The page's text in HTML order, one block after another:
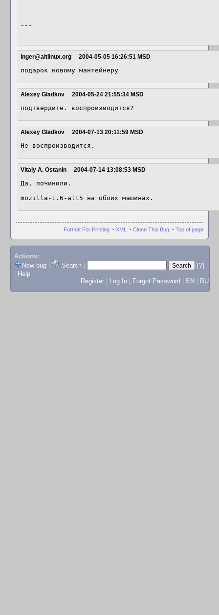
---
---
inger@altlinux.org 2004-05-05 16:26:51 MSD
подарок новому мантейнеру
Alexey Gladkov 2004-05-24 21:55:34 MSD
подтвердите. воспроизводится?
Alexey Gladkov 2004-07-13 20:11:59 MSD
Не воспроизводится.
Vitaly A. Ostanin 2004-07-14 13:08:53 MSD
Да, починили.
mozilla-1.6-alt5 на обоих машинах.
Format For Printing - XML - Clone This Bug - Top of page
Actions:
New bug
Search
[?]
Help
Register
Log In Forgot Password EN RU